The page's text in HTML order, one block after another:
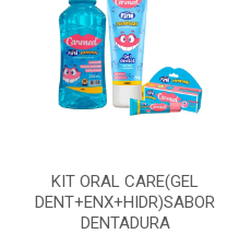
KIT ORAL CARE(GEL
DENT+ENX+HIDR)SABOR
DENTADURA